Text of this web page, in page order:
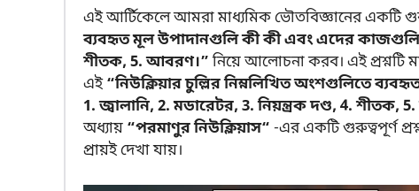
এই আর্টিকেলে আমরা মাধ্যমিক ভৌতবিজ্ঞানের একটি
ব্যবহৃত মূল উপাদানগুলি কী কী এবং এদের কাজগুলি
শীতক, 5. আবরণ।”নিয়ে আলোচনা করব। এই প্রশ্নটি
এই“নিউক্লিয়ার চুল্লির নিম্নলিখিত অংশগুলিতে
1. জ্বালানি, 2. মডারেটর, 3. নিয়ন্ত্রক দণ্ড, 4. শীতক,
অধ্যায় “পরমাণুর নিউক্লিয়াস“ -এর একটি গুরুত্বপূর্ণ
প্রায়ই দেখা যায়।